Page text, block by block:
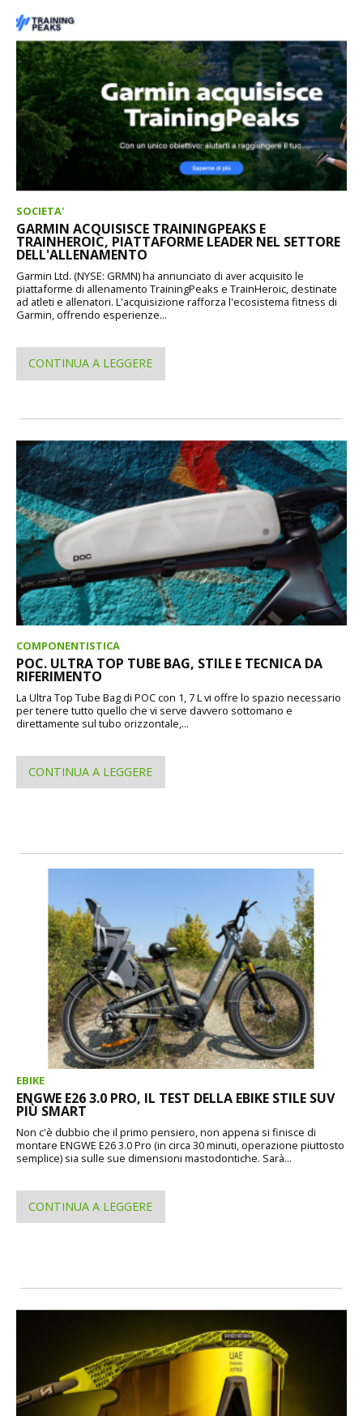
SOCIETA'
GARMIN ACQUISISCE TRAININGPEAKS E
TRAINHEROIC, PIATTAFORME LEADER NEL SETTORE
DELL'ALLENAMENTO
Garmin Ltd. (NYSE: GRMN) ha annunciato di aver acquisito le
piattaforme di allenamento TrainingPeaks e TrainHeroic, destinate
ad atleti e allenatori. L'acquisizione rafforza l'ecosistema fitness di
Garmin, offrendo esperienze...
CONTINUA A LEGGERE
COMPONENTISTICA
POC. ULTRA TOP TUBE BAG, STILE E TECNICA DA
RIFERIMENTO
La Ultra Top Tube Bag di POC con 1, 7 L vi offre lo spazio necessario
per tenere tutto quello che vi serve davvero sottomano e
direttamente sul tubo orizzontale,...
CONTINUA A LEGGERE
EBIKE
ENGWE E26 3.0 PRO, IL TEST DELLA EBIKE STILE SUV
PIÙ SMART
Non c'è dubbio che il primo pensiero, non appena si finisce di
montare ENGWE E26 3.0 Pro (in circa 30 minuti, operazione piuttosto
semplice) sia sulle sue dimensioni mastodontiche. Sarà...
CONTINUA A LEGGERE